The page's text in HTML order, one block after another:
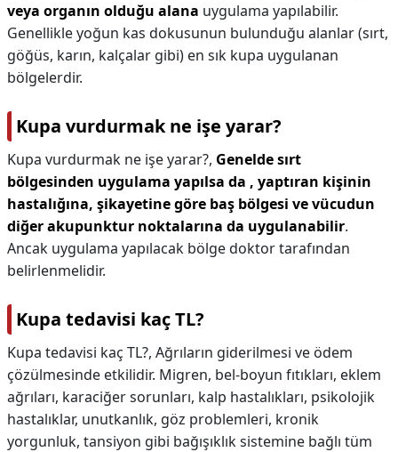
veya organın olduğu alana uygulama yapılabilir.
Genellikle yoğun kas dokusunun bulunduğu alanlar (sırt,
göğüs, karın, kalçalar gibi) en sık kupa uygulanan
bölgelerdir.
Kupa vurdurmak ne işe yarar?
Kupa vurdurmak ne işe yarar?, Genelde sırt
bölgesinden uygulama yapılsa da , yaptıran kişinin
hastalığına, şikayetine göre baş bölgesi ve vücudun
diğer akupunktur noktalarına da uygulanabilir.
Ancak uygulama yapılacak bölge doktor tarafından
belirlenmelidir.
Kupa tedavisi kaç TL?
Kupa tedavisi kaç TL?, Ağrıların giderilmesi ve ödem
çözülmesinde etkilidir. Migren, bel-boyun fıtıkları, eklem
ağrıları, karaciğer sorunları, kalp hastalıkları, psikolojik
hastalıklar, unutkanlık, göz problemleri, kronik
yorgunluk, tansiyon gibi bağışıklık sistemine bağlı tüm